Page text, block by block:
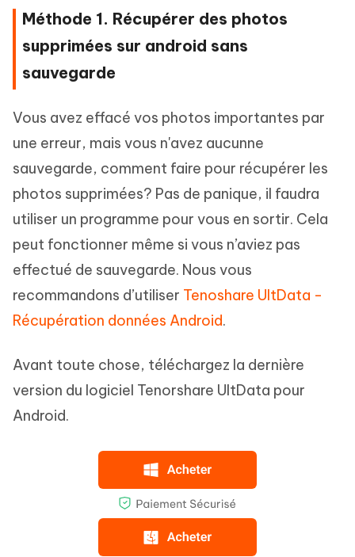
Méthode 1. Récupérer des photos
supprimées sur android sans
sauvegarde
Vous avez effacé vos photos importantes par
une erreur, mais vous n'avez aucunne
sauvegarde, comment faire pour récupérer les
photos supprimées? Pas de panique, il faudra
utiliser un programme pour vous en sortir. Cela
peut fonctionner même si vous n’aviez pas
effectué de sauvegarde. Nous vous
recommandons d’utiliser Tenoshare UltData -
Récupération données Android.
Avant toute chose, téléchargez la dernière
version du logiciel Tenorshare UltData pour
Android.